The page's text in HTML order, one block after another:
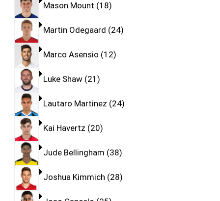
Mason Mount 18
Martin Odegaard 24
Marco Asensio 12
Luke Shaw 21
Lautaro Martinez 24
Kai Havertz 20
Jude Bellingham 38
Joshua Kimmich 28